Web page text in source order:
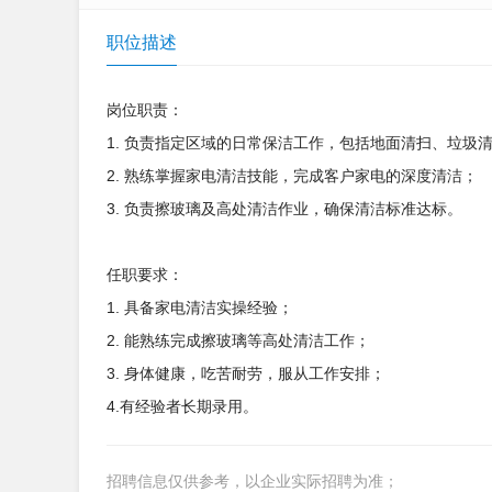
职位描述
岗位职责：
1. 负责指定区域的日常保洁工作，包括地面清扫、垃圾
2. 熟练掌握家电清洁技能，完成客户家电的深度清洁；
3. 负责擦玻璃及高处清洁作业，确保清洁标准达标。
任职要求：
1. 具备家电清洁实操经验；
2. 能熟练完成擦玻璃等高处清洁工作；
3. 身体健康，吃苦耐劳，服从工作安排；
4.有经验者长期录用。
招聘信息仅供参考，以企业实际招聘为准；